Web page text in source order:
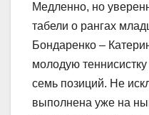
Медленно, но
табели о рангах
Бондаренко –
молодую
семь позиций. Не
выполнена уже на